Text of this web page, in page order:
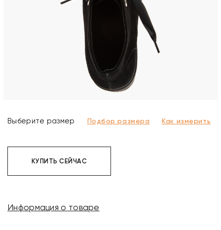
Выберите размер Подбор размера Как измерить
КУПИТЬ СЕЙЧАС
Информация о товаре